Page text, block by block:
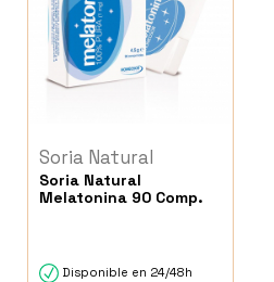
Soria Natural
Soria Natural
Melatonina 90 Comp.
Disponible en 24/48h